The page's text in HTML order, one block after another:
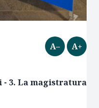
A– A+
3. La magistratura